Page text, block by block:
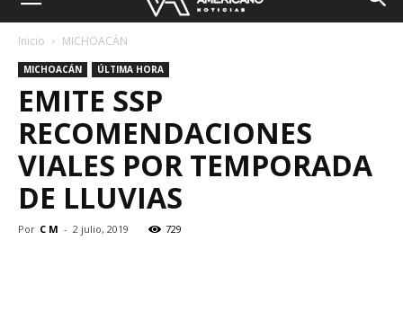
Inicio MICHOACÁN
MICHOACÁN ÚLTIMA HORA
EMITE SSP
RECOMENDACIONES
VIALES POR TEMPORADA
DE LLUVIAS
Por C M - 2 julio, 2019 729